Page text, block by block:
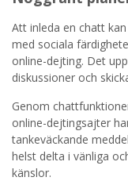
Att inleda en chatt
med sociala
online-dejting. Det
diskussioner och
Genom
online-dejtingsajter
tankeväckande
helst delta i vänliga
känslor.